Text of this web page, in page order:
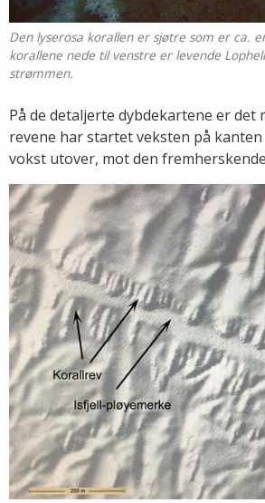
Den lyserosa korallen er sjøtre som er ca.
korallene nede til venstre er levende
strømmen.
På de detaljerte dybdekartene er det
revene har startet veksten på
vokst utover, mot den